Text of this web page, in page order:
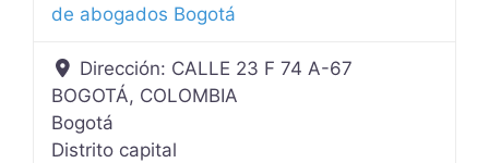
de abogados Bogotá
Dirección: CALLE 23 F 74 A-67
BOGOTÁ, COLOMBIA
Bogotá
Distrito capital